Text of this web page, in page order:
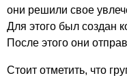
они решили свое
Для этого был создан
После этого они
Стоит отметить, что